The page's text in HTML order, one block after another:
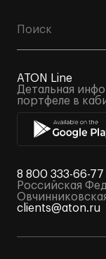
ATON Line
Детальная
портфеле в
8 800 333-66-77
Российская
clients@aton.ru